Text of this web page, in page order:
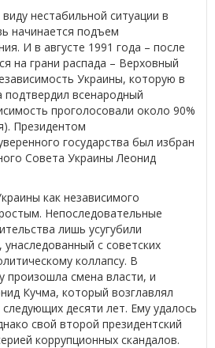
нестабильной ситуации в
начинается подъем
И в августе 1991 года – после
на грани распада – Верховный
Украины, которую в
подтвердил всенародный
проголосовали около 90%
Президентом
государства был избран
Совета Украины Леонид
как независимого
Непоследовательные
лишь усугубили
унаследованный с советских
коллапсу. В
произошла смена власти, и
Кучма, который возглавлял
десяти лет. Ему удалось
свой второй президентский
коррупционных скандалов.